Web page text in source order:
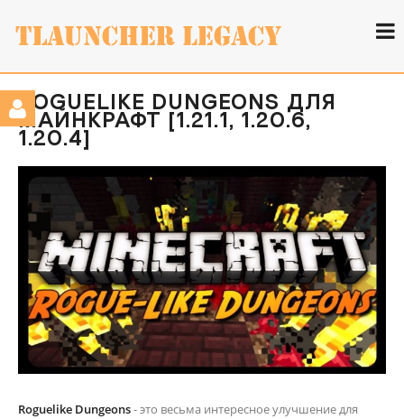
ROGUELIKE DUNGEONS ДЛЯ
МАЙНКРАФТ [1.21.1, 1.20.6,
1.20.4]
Roguelike Dungeons- это весьма интересное улучшение для